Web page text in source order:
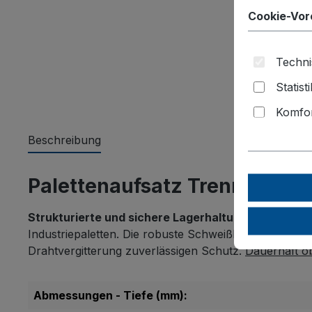
Beschreibung
Palettenaufsatz Trenngitter
Strukturierte und sichere Lagerhaltung leicht
Industriepaletten. Die robuste Schweißkonstruktion
Drahtvergitterung zuverlässigen Schutz.Dauerhaft
Abmessungen - Tiefe (mm):
Cookie-